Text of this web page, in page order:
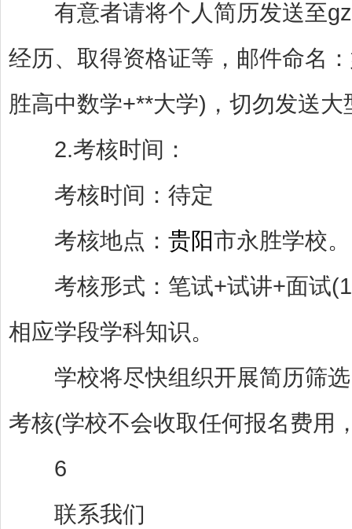
有意者请将个人简历发送至
经历、取得资格证等，邮件命名
胜高中数学+**大学)，切勿发送大
2.考核时间：
考核时间：待定
考核地点： 贵阳市永胜学校。
考核形式：笔试+试讲+面试(1
相应学段学科知识。
学校将尽快组织开展简历筛选
考核(学校不会收取任何报名费用
6
联系我们